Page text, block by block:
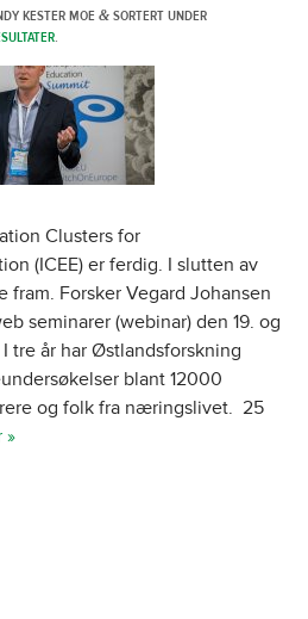
KESTER MOE &SORTERT UNDER
.
Clusters for
(ICEE) er ferdig. I slutten av
fram. Forsker Vegard Johansen
seminarer (webinar) den 19. og
tre år har Østlandsforskning
blant 12000
og folk fra næringslivet. 25
»